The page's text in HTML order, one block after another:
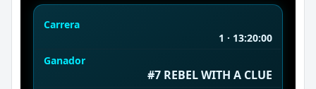
Carrera
1 · 13:20:00
Ganador
#7 REBEL WITH A CLUE